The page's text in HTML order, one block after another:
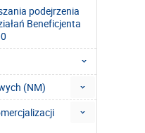
podejrzenia
Beneficjenta
(NM)